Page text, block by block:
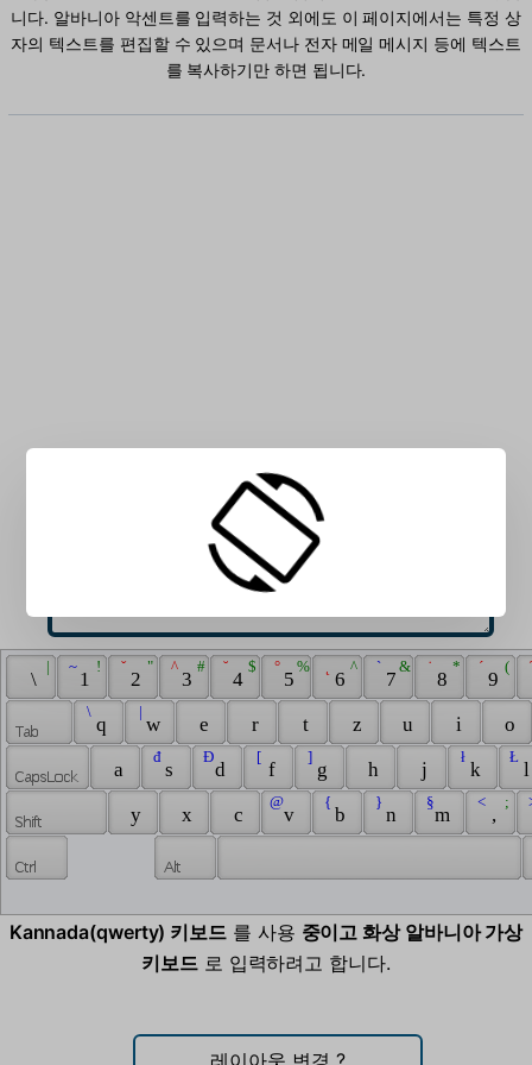
니다. 알바니아 악센트를 입력하는 것 외에도 이 페이지에서는 특정 상
자의 텍스트를 편집할 수 있으며 문서나 전자 메일 메시지 등에 텍스트
를 복사하기만 하면 됩니다.
상자에 알바니아 자를 입력합니다.
\
|
1
!
~
2
"
ˇ
3
#
^
4
$
˘
5
%
°
6
^
7
&
`
8
*
˙
9
(
´
q
\
w
|
e r t z u i
o
a
s
đ
d
Đ
f
[
g
]
h j k
ł Ł
y x c v
@
b
{
n
}
m
§
,
;
<
Kannada(qwerty) 키보드 를 사용 중이고 화상 알바니아 가상
키보드 로 입력하려고 합니다.
레이아웃 변경 ?